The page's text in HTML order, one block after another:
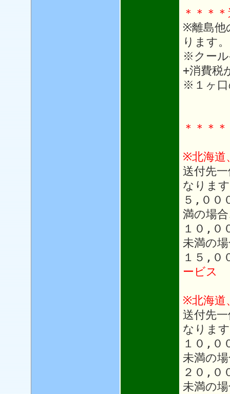
＊＊＊
※離島他
ります。
※クール
+消費税
※１ヶ口
＊＊＊
※北海道
送付先
なりま
５,００
満の場
１０,０
未満の
１５,０
ービス
※北海道
送付先
なりま
１０,０
未満の
２０,０
未満の